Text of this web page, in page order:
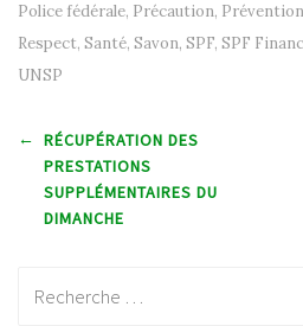
Police fédérale, Précaution, Prévention
Respect, Santé, Savon, SPF, SPF
UNSP
Post
← RÉCUPÉRATION DES
PRESTATIONS
SUPPLÉMENTAIRES DU
DIMANCHE